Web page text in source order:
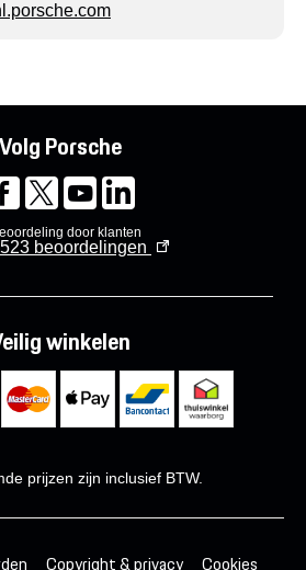
Volg Porsche
door klanten
beoordelingen
winkelen
prijzen zijn inclusief BTW.
Copyright & privacy Cookies